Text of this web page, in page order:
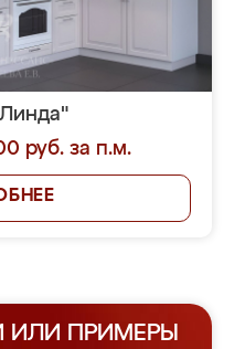
руб. за п.м.
ИЛИ ПРИМЕРЫ